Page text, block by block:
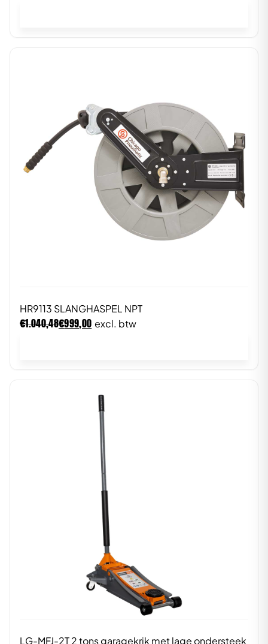
HR9113 SLANGHASPEL NPT
€1.040,48€999,00 excl. btw
LG-MFJ-2T 2 tons garagekrik met lage ondersteek